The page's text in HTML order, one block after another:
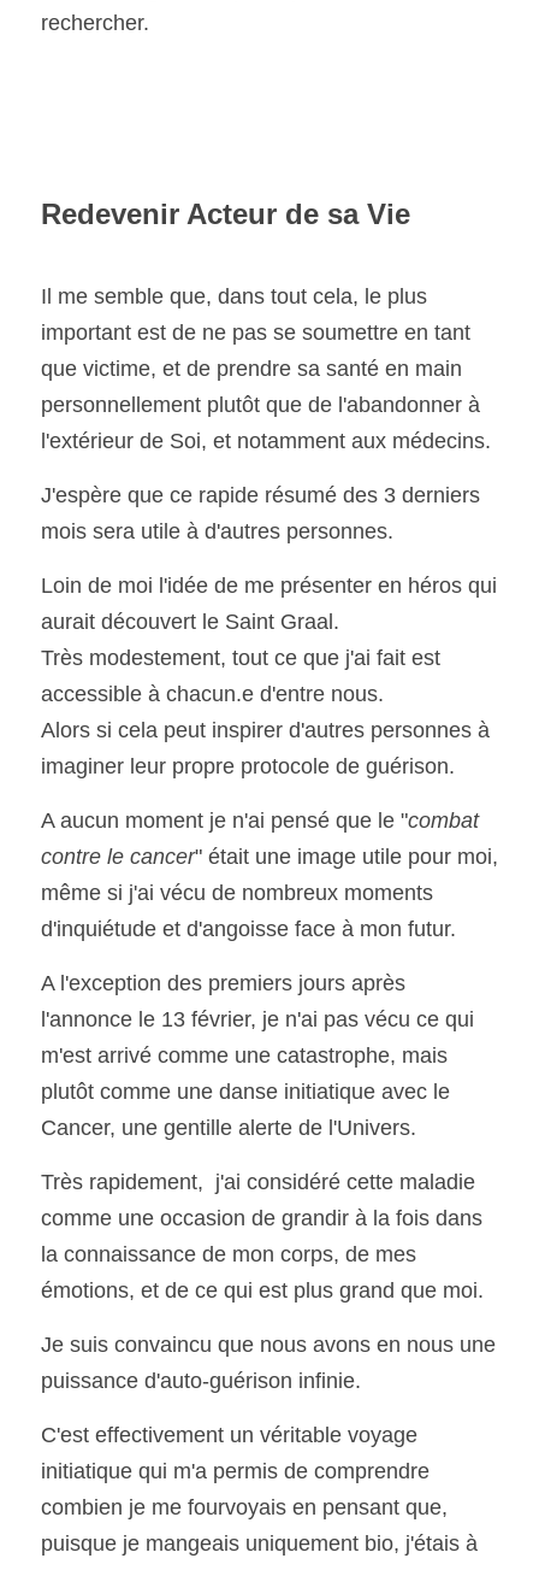
rechercher.
Redevenir Acteur de sa Vie
Il me semble que, dans tout cela, le plus
important est de ne pas se soumettre en tant
que victime, et de prendre sa santé en main
personnellement plutôt que de l'abandonner à
l'extérieur de Soi, et notamment aux médecins.
J'espère que ce rapide résumé des 3 derniers
mois sera utile à d'autres personnes.
Loin de moi l'idée de me présenter en héros qui
aurait découvert le Saint Graal.
Très modestement, tout ce que j'ai fait est
accessible à chacun.e d'entre nous.
Alors si cela peut inspirer d'autres personnes à
imaginer leur propre protocole de guérison.
A aucun moment je n'ai pensé que le "combat
contre le cancer" était une image utile pour moi,
même si j'ai vécu de nombreux moments
d'inquiétude et d'angoisse face à mon futur.
A l'exception des premiers jours après
l'annonce le 13 février, je n'ai pas vécu ce qui
m'est arrivé comme une catastrophe, mais
plutôt comme une danse initiatique avec le
Cancer, une gentille alerte de l'Univers.
Très rapidement,  j'ai considéré cette maladie
comme une occasion de grandir à la fois dans
la connaissance de mon corps, de mes
émotions, et de ce qui est plus grand que moi.
Je suis convaincu que nous avons en nous une
puissance d'auto-guérison infinie.
C'est effectivement un véritable voyage
initiatique qui m'a permis de comprendre
combien je me fourvoyais en pensant que,
puisque je mangeais uniquement bio, j'étais à